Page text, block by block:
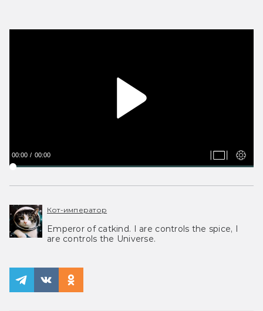
00:00 00:00
Кот-император
Emperor of catkind. I are controls the spice, I
are controls the Universe.